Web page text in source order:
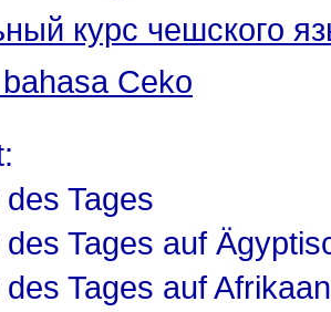
курс чешского
Ceko
Tages
Tages auf
Tages auf